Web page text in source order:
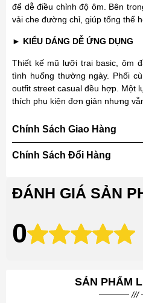
để dễ điều chỉnh độ ôm. Bên
vải che đường chỉ, giúp tổng thể
► KIỂU DÁNG DỄ ỨNG DỤNG
Thiết kế mũ lưỡi trai basic, ôm
tình huống thường ngày. Phối
outfit street casual đều hợp. Một
thích phụ kiện đơn giản nhưng
Chính Sách Giao Hàng
Chính Sách Đổi Hàng
ĐÁNH GIÁ SẢN
0
SẢN PHẨM